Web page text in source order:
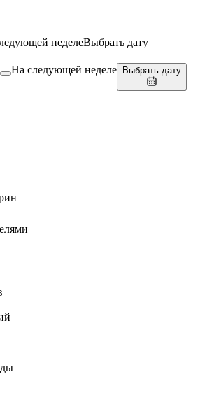
неделеВыбрать дату
На следующей неделе Выбрать дату